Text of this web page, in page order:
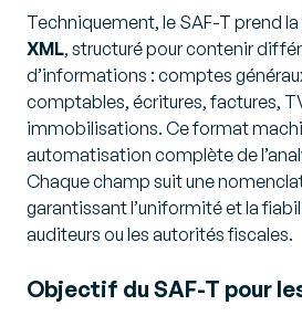
Techniquement, le SAF-T prend
XML, structuré pour contenir
d’informations : comptes
comptables, écritures, factures,
immobilisations. Ce format
automatisation complète de
Chaque champ suit une
garantissant l’uniformité et la
auditeurs ou les autorités fiscales.
Objectif du SAF-T pour